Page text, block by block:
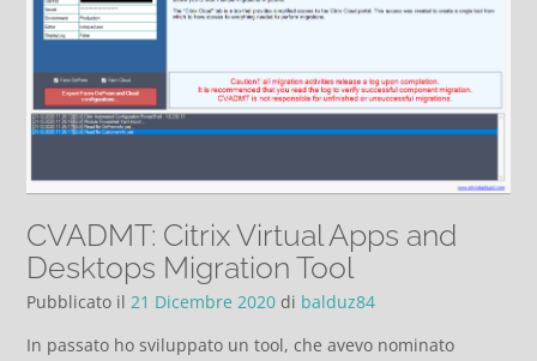
CVADMT: Citrix Virtual Apps and
Desktops Migration Tool
Pubblicato il 21 Dicembre 2020 di balduz84
In passato ho sviluppato un tool, che avevo nominato